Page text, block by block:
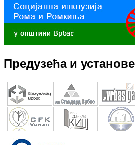
Предузећа и установе